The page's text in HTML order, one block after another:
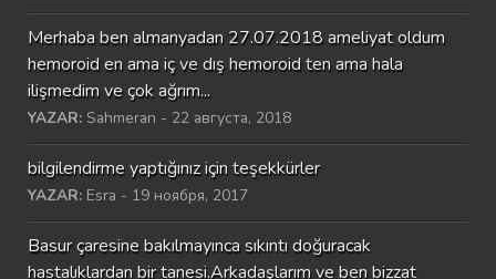
Merhaba ben almanyadan 27.07.2018 ameliyat oldum
hemoroid en ama iç ve dış hemoroid ten ama hala
ilişmedim ve çok ağrım...
YAZAR: Sahmeran - 22 августа, 2018
bilgilendirme yaptığınız için teşekkürler
YAZAR: Esra - 19 ноября, 2017
Basur çaresine bakılmayınca sıkıntı doğuracak
hastalıklardan bir tanesi.Arkadaşlarım ve ben bizzat